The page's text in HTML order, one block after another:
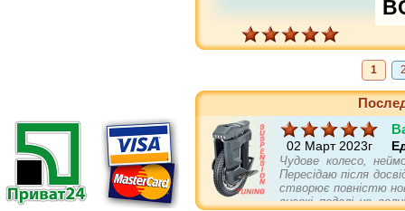
1
02 Март 2023г
Чудове колесо,
Пересідаю після
створює повністю
високі педалі це